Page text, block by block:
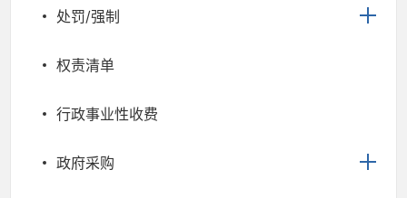
处罚/强制
权责清单
行政事业性收费
政府采购